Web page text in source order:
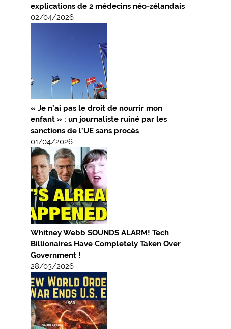
explications de 2 médecins néo-zélandais
02/04/2026
« Je n’ai pas le droit de nourrir mon
enfant » : un journaliste ruiné par les
sanctions de l’UE sans procès
01/04/2026
Whitney Webb SOUNDS ALARM! Tech
Billionaires Have Completely Taken Over
Government !
28/03/2026